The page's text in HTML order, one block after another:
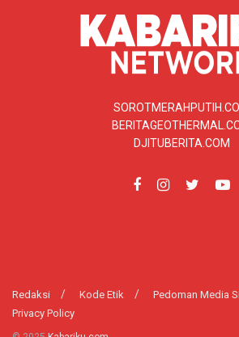
DJITUBERITA.COM
Redaksi Kode Etik
Pedoman Media
Privacy Policy